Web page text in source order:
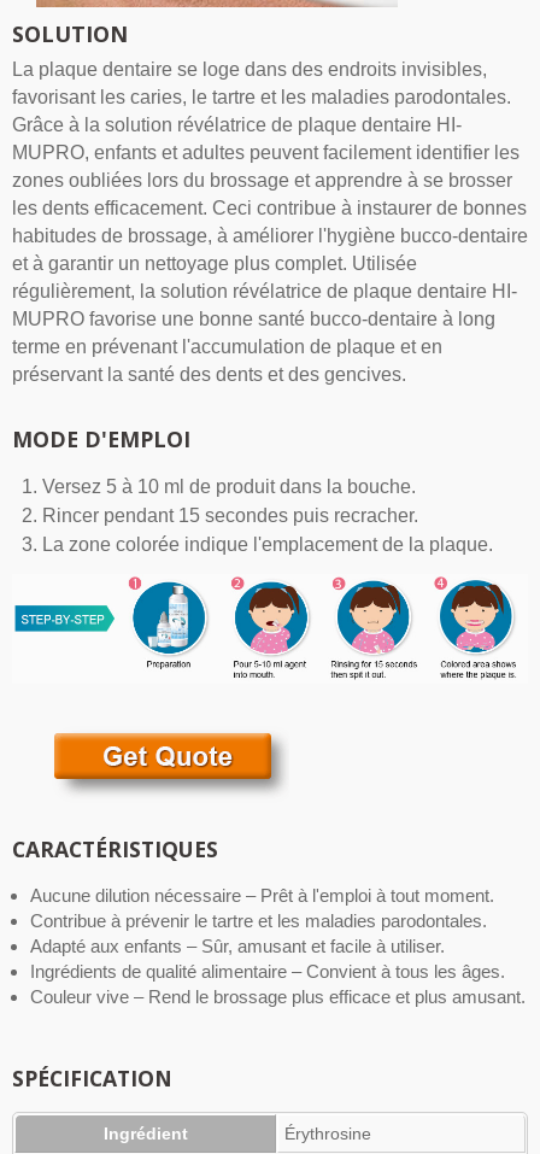
SOLUTION
La plaque dentaire se loge dans des endroits invisibles,
favorisant les caries, le tartre et les maladies parodontales.
Grâce à la solution révélatrice de plaque dentaire HI-
MUPRO, enfants et adultes peuvent facilement identifier les
zones oubliées lors du brossage et apprendre à se brosser
les dents efficacement. Ceci contribue à instaurer de bonnes
habitudes de brossage, à améliorer l'hygiène bucco-dentaire
et à garantir un nettoyage plus complet. Utilisée
régulièrement, la solution révélatrice de plaque dentaire HI-
MUPRO favorise une bonne santé bucco-dentaire à long
terme en prévenant l'accumulation de plaque et en
préservant la santé des dents et des gencives.
MODE D'EMPLOI
Versez 5 à 10 ml de produit dans la bouche.
Rincer pendant 15 secondes puis recracher.
La zone colorée indique l'emplacement de la plaque.
CARACTÉRISTIQUES
Aucune dilution nécessaire – Prêt à l'emploi à tout moment.
Contribue à prévenir le tartre et les maladies parodontales.
Adapté aux enfants – Sûr, amusant et facile à utiliser.
Ingrédients de qualité alimentaire – Convient à tous les âges.
Couleur vive – Rend le brossage plus efficace et plus amusant.
SPÉCIFICATION
Ingrédient Érythrosine